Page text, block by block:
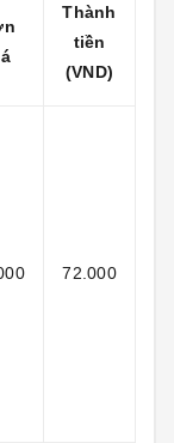
Thành
tiền
(VND)
72.000